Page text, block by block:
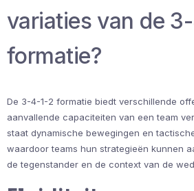
variaties van de
formatie?
De 3-4-1-2 formatie biedt verschillende
aanvallende capaciteiten van een team
staat dynamische bewegingen en
waardoor teams hun strategieën kunnen
de tegenstander en de context van de